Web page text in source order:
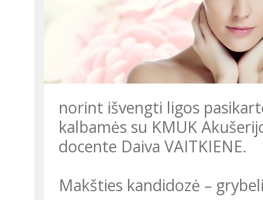
norint išvengti ligos
kalbamės su KMUK
docente Daiva VAITKIENE.
Makšties kandidozė –